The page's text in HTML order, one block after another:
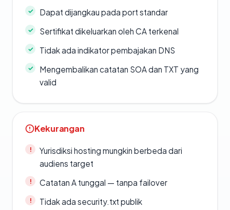
Dapat dijangkau pada port standar
Sertifikat dikeluarkan oleh CA terkenal
Tidak ada indikator pembajakan DNS
Mengembalikan catatan SOA dan TXT yang
valid
Kekurangan
Yurisdiksi hosting mungkin berbeda dari
audiens target
Catatan A tunggal — tanpa failover
Tidak ada security.txt publik